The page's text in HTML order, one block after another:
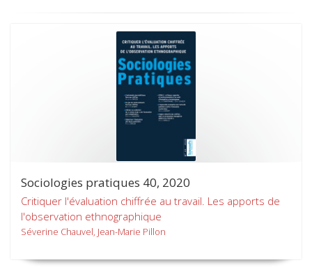
Sociologies pratiques 40, 2020
Critiquer l'évaluation chiffrée au travail. Les apports de
l'observation ethnographique
Séverine Chauvel, Jean-Marie Pillon